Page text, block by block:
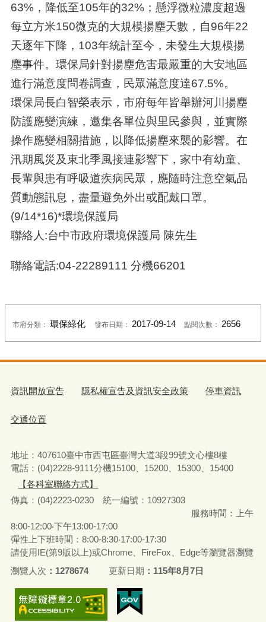
63%，降低至105年的32%；懸浮微粒濃度超過
每立方米150微克的大規模揚塵天數，自96年22
天逐年下降，103年統計至今，未發生大規模揚
塵事件。環保局針對揚塵危害最嚴重的大安地區
進行滿意度問卷調查，民眾滿意度達67.5%。
環保局長白智榮表示，市府每年皆舉辦河川揚塵
防護應變演練，邀集各單位與里民參與，並實際
操作應變相關措施，以降低揚塵來襲的影響。在
汛期風災及東北季風接連影響下，家中有幼童、
長輩與患有呼吸道疾病民眾，應隨時注意空氣品
質動態訊息，盡量避免外出或配戴口罩。
(9/14*16)*環境保護局
聯絡人:台中市政府環境保護局 陳先生
聯絡電話:04-22289111 分機66201
市府分類： 環保綠化 發布日期： 2017-09-14 點閱次數： 2656
資訊開放宣告 隱私權宣告及資訊安全政策 停車資訊
交通位置
地址：407610臺中市西屯區臺灣大道3段99號文心樓8樓
電話：(04)2228-9111分機15100、15200、15300、15400
【各科室聯絡方式】
傳真：(04)2223-0230 統一編號 ： 10927303
服務時間：上午
8:00-12:00‧下午13:00-17:00
彈性上下班時間：8:00-8:30‧17:00-17:30
請使用IE(第9版以上)或Chrome、FireFox、Edge等瀏覽器瀏覽
瀏覽人次
1278674 更新日期 115年8月7日